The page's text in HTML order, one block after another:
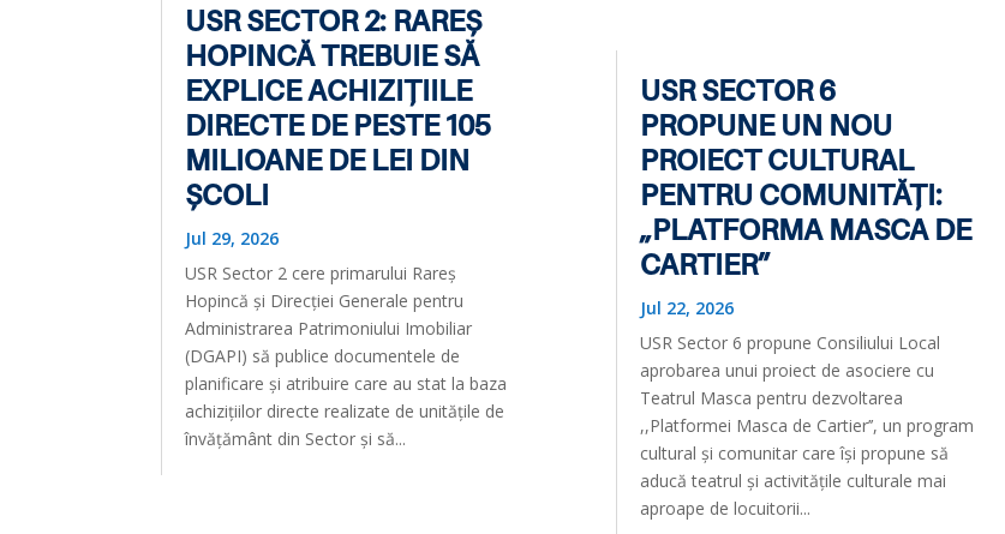
USR SECTOR 2: RAREȘ
HOPINCĂ TREBUIE SĂ
EXPLICE ACHIZIȚIILE
DIRECTE DE PESTE 105
MILIOANE DE LEI DIN
ȘCOLI
Jul 29, 2026
USR Sector 2 cere primarului Rareș
Hopincă și Direcției Generale pentru
Administrarea Patrimoniului Imobiliar
(DGAPI) să publice documentele de
planificare și atribuire care au stat la baza
achizițiilor directe realizate de unitățile de
învățământ din Sector și să...
USR SECTOR 6
PROPUNE UN NOU
PROIECT CULTURAL
PENTRU COMUNITĂȚI:
„PLATFORMA MASCA DE
CARTIER”
Jul 22, 2026
USR Sector 6 propune Consiliului Local
aprobarea unui proiect de asociere cu
Teatrul Masca pentru dezvoltarea
,,Platformei Masca de Cartier’’, un program
cultural și comunitar care își propune să
aducă teatrul și activitățile culturale mai
aproape de locuitorii...